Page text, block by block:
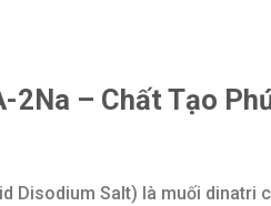
2Na – Chất Tạo
Disodium Salt) là muối dinatri